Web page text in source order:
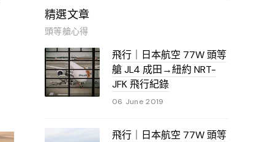
精選文章
頭等艙心得
飛行｜日本航空 77W 頭等
艙 JL4 成田→紐約 NRT-
JFK 飛行紀錄
06 June 2019
飛行｜日本航空 77W 頭等